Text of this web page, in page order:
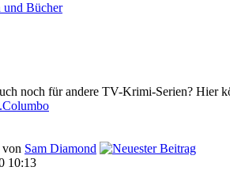
und Bücher
noch für andere TV-Krimi-Serien? Hier
von Sam Diamond
10:13